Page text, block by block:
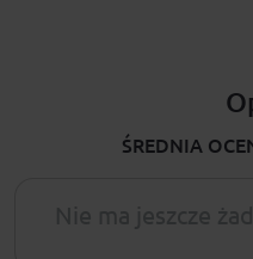
ŚREDNIA